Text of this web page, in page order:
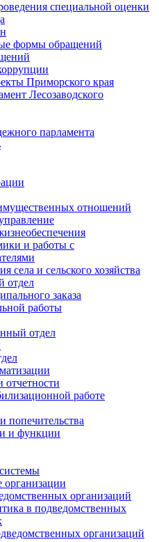
специальной оценки
формы обращений
Приморского края
Лесозаводского
парламента
отношений
и работы с
села и сельского хозяйства
отдел
заказа
работы
отдел
отчетности
работе
попечительства
и функции
организаций
в подведомственных
организаций